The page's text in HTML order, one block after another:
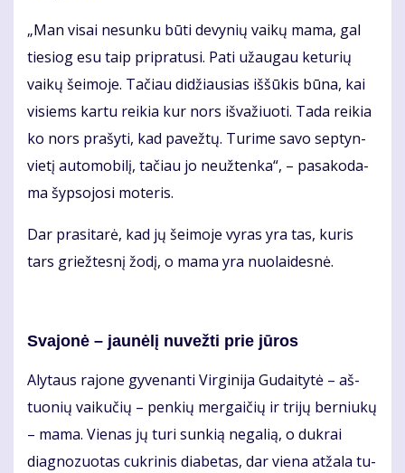
„Man vi­sai ne­sun­ku bū­ti de­vy­nių vai­kų ma­ma, gal
tie­siog esu taip pri­pra­tu­si. Pa­ti už­au­gau ke­tu­rių
vai­kų šei­mo­je. Ta­čiau di­džiau­sias iš­šū­kis bū­na, kai
vi­siems kar­tu rei­kia kur nors iš­va­žiuo­ti. Ta­da rei­kia
ko nors pra­šy­ti, kad pa­vež­tų. Tu­ri­me sa­vo sep­tyn­
vie­tį au­to­mo­bi­lį, ta­čiau jo ne­už­ten­ka“, – pa­sa­ko­da­
ma šyp­so­jo­si mo­te­ris.
Dar pra­si­ta­rė, kad jų šei­mo­je vy­ras yra tas, ku­ris
tars griež­tes­nį žo­dį, o ma­ma yra nuo­lai­des­nė.
Sva­jo­nė – jau­nė­lį nu­vež­ti prie jū­ros
Aly­taus ra­jo­ne gy­ve­nan­ti Vir­gi­ni­ja Gu­dai­ty­tė – aš­
tuo­nių vai­ku­čių – pen­kių mer­gai­čių ir tri­jų ber­niu­kų
– ma­ma. Vie­nas jų tu­ri sun­kią ne­ga­lią, o duk­rai
diag­no­zuo­tas cuk­ri­nis dia­be­tas, dar vie­na at­ža­la tu­